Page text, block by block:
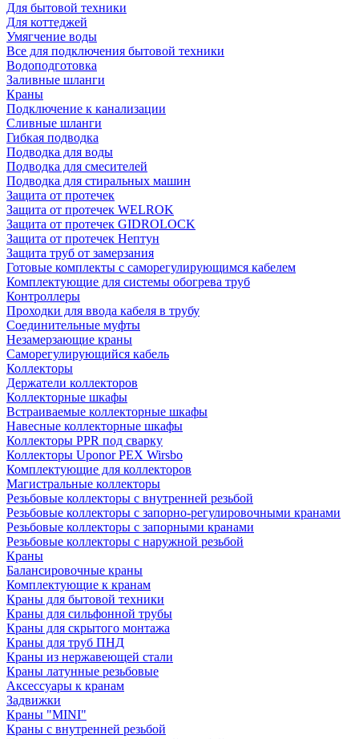
Для бытовой техники
Для коттеджей
Умягчение воды
Все для подключения бытовой техники
Водоподготовка
Заливные шланги
Краны
Подключение к канализации
Сливные шланги
Гибкая подводка
Подводка для воды
Подводка для смесителей
Подводка для стиральных машин
Защита от протечек
Защита от протечек WELROK
Защита от протечек GIDROLOCK
Защита от протечек Нептун
Защита труб от замерзания
Готовые комплекты с саморегулирующимся кабелем
Комплектующие для системы обогрева труб
Контроллеры
Проходки для ввода кабеля в трубу
Соединительные муфты
Незамерзающие краны
Саморегулирующийся кабель
Коллекторы
Держатели коллекторов
Коллекторные шкафы
Встраиваемые коллекторные шкафы
Навесные коллекторные шкафы
Коллекторы PPR под сварку
Коллекторы Uponor PEX Wirsbo
Комплектующие для коллекторов
Магистральные коллекторы
Резьбовые коллекторы с внутренней резьбой
Резьбовые коллекторы с запорно-регулировочными кранами
Резьбовые коллекторы с запорными кранами
Резьбовые коллекторы с наружной резьбой
Краны
Балансировочные краны
Комплектующие к кранам
Краны для бытовой техники
Краны для сильфонной трубы
Краны для скрытого монтажа
Краны для труб ПНД
Краны из нержавеющей стали
Краны латунные резьбовые
Аксессуары к кранам
Задвижки
Краны "MINI"
Краны с внутренней резьбой